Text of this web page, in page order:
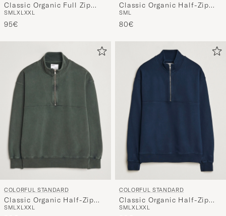
Classic Organic Full Zip
Hoodie Faded Black
SMLXLXXL
95€
Classic Organic Half-Zip
Lava Grey
SML
80€
COLORFUL STANDARD
Classic Organic Half-Zip
Midnight Forest
SMLXLXXL
COLORFUL STANDARD
Classic Organic Half-Zip
Navy Blue
SMLXLXXL